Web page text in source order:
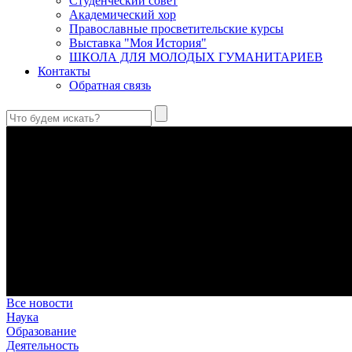
Академический хор
Православные просветительские курсы
Выставка "Моя История"
ШКОЛА ДЛЯ МОЛОДЫХ ГУМАНИТАРИЕВ
Контакты
Обратная связь
Все новости
Наука
Образование
Деятельность